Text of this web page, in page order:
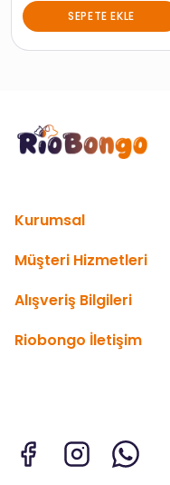
SEPETE EKLE
Kurumsal
Müşteri Hizmetleri
Alışveriş Bilgileri
Riobongo İletişim